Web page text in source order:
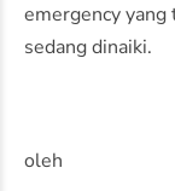
emergency yang
sedang dinaiki.
oleh